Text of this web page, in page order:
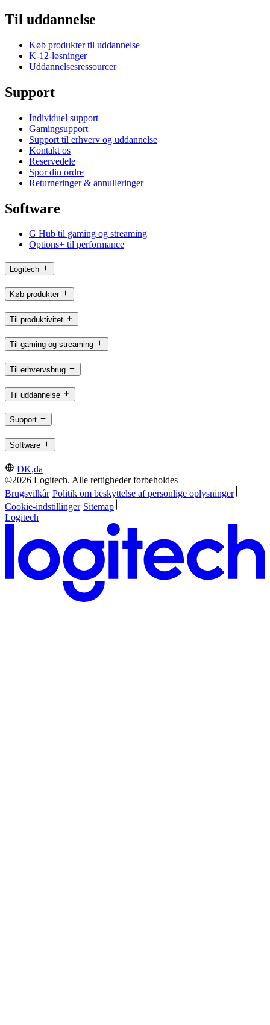
Til uddannelse
Køb produkter til uddannelse
K-12-løsninger
Uddannelsesressourcer
Support
Individuel support
Gamingsupport
Support til erhverv og uddannelse
Kontakt os
Reservedele
Spor din ordre
Returneringer & annulleringer
Software
G Hub til gaming og streaming
Options+ til performance
Logitech
Køb produkter
Til produktivitet
Til gaming og streaming
Til erhvervsbrug
Til uddannelse
Support
Software
DK,da
©2026 Logitech. Alle rettigheder forbeholdes
Brugsvilkår Politik om beskyttelse af personlige oplysninger
Cookie-indstillinger Sitemap
Logitech